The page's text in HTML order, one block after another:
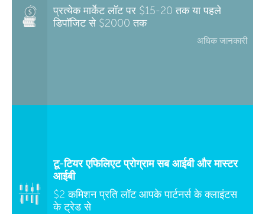
प्रत्येक मार्केट लॉट पर $15-20 तक या पहले
डिपॉजिट से $2000 तक
अधिक जानकारी
टू-टियर एफिलिएट प्रोग्राम सब आईबी और मास्टर
आईबी
$2 कमिशन प्रति लॉट आपके पार्टनर्स के क्लाइंटस
के ट्रेड से